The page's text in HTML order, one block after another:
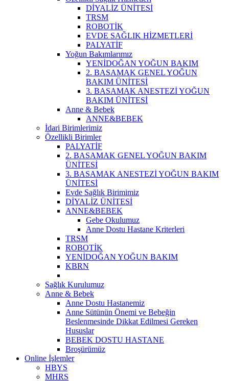
DİYALİZ ÜNİTESİ
TRSM
ROBOTİK
EVDE SAĞLIK HİZMETLERİ
PALYATİF
Yoğun Bakımlarımız
YENİDOĞAN YOĞUN BAKIM
2. BASAMAK GENEL YOĞUN
BAKIM ÜNİTESİ
3. BASAMAK ANESTEZİ YOĞUN
BAKIM ÜNİTESİ
Anne & Bebek
ANNE&BEBEK
İdari Birimlerimiz
Özellikli Birimler
PALYATİF
2. BASAMAK GENEL YOĞUN BAKIM
ÜNİTESİ
3. BASAMAK ANESTEZİ YOĞUN BAKIM
ÜNİTESİ
Evde Sağlık Birimimiz
DİYALİZ ÜNİTESİ
ANNE&BEBEK
Gebe Okulumuz
Anne Dostu Hastane Kriterleri
TRSM
ROBOTİK
YENİDOĞAN YOĞUN BAKIM
KBRN
Sağlık Kurulumuz
Anne & Bebek
Anne Dostu Hastanemiz
Anne Sütünün Önemi ve Bebeğin
Beslenmesinde Dikkat Edilmesi Gereken
Hususlar
BEBEK DOSTU HASTANE
Broşürümüz
Online İşlemler
HBYS
MHRS